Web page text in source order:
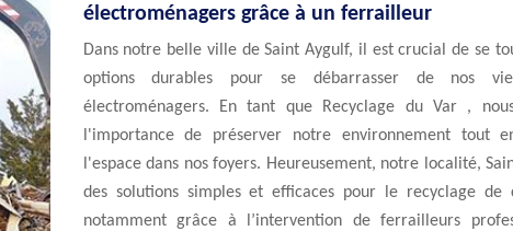
électroménagers grâce à un ferrailleur
Dans notre belle ville de Saint Aygulf, il est crucial de se
options durables pour se débarrasser de nos
électroménagers. En tant que Recyclage du Var ,
l'importance de préserver notre environnement tout
l'espace dans nos foyers. Heureusement, notre localité,
des solutions simples et efficaces pour le recyclage de
notamment grâce à l’intervention de ferrailleurs